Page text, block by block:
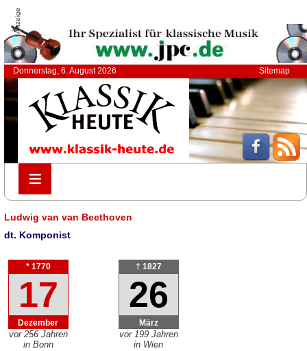
Anzeige
Donnerstag, 6. August 2026 Sitemap
≡
≡
Ludwig van van Beethoven
dt. Komponist
* 1770
17
Dezember
vor 256 Jahren
in Bonn
† 1827
26
März
vor 199 Jahren
in Wien